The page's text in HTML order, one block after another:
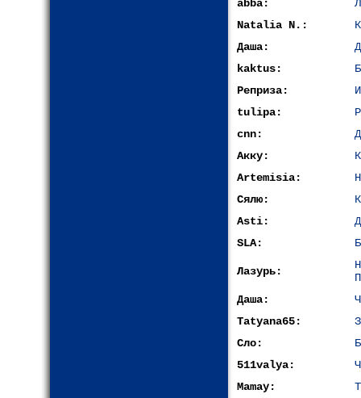
abba:
Natalia N.:
Даша:
kaktus:
Реприза:
tulipa:
cnn:
Акку:
Artemisia:
Сялю:
Asti:
SLA:
Лазурь:
Даша:
Tatyana65:
Сло:
511valya:
Mamay: